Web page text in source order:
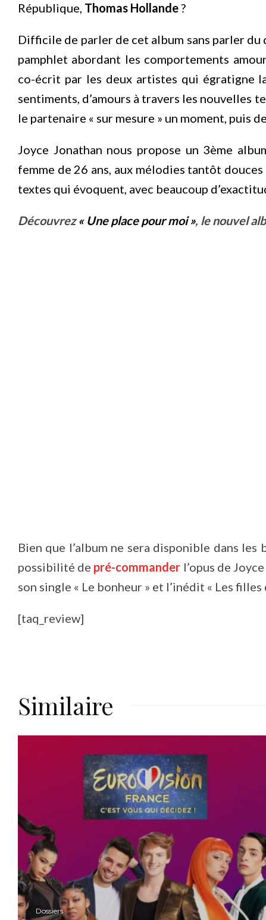
République, Thomas Hollande?
Difficile de parler de cet album sans parler du
pamphlet abordant les comportements
co-écrit par les deux artistes qui égratigne
sentiments, d’amours à travers les
le partenaire « sur mesure » un moment, puis
Joyce Jonathan nous propose un 3ème
femme de 26 ans, aux mélodies tantôt
textes qui évoquent, avec beaucoup
Découvrez« Une place pour moi », le nouvel
Bien que l’album ne sera disponible dans
possibilité de pré-commander l’opus de
son single « Le bonheur » et l’inédit « Les filles
[taq_review]
Similaire
Dossiers